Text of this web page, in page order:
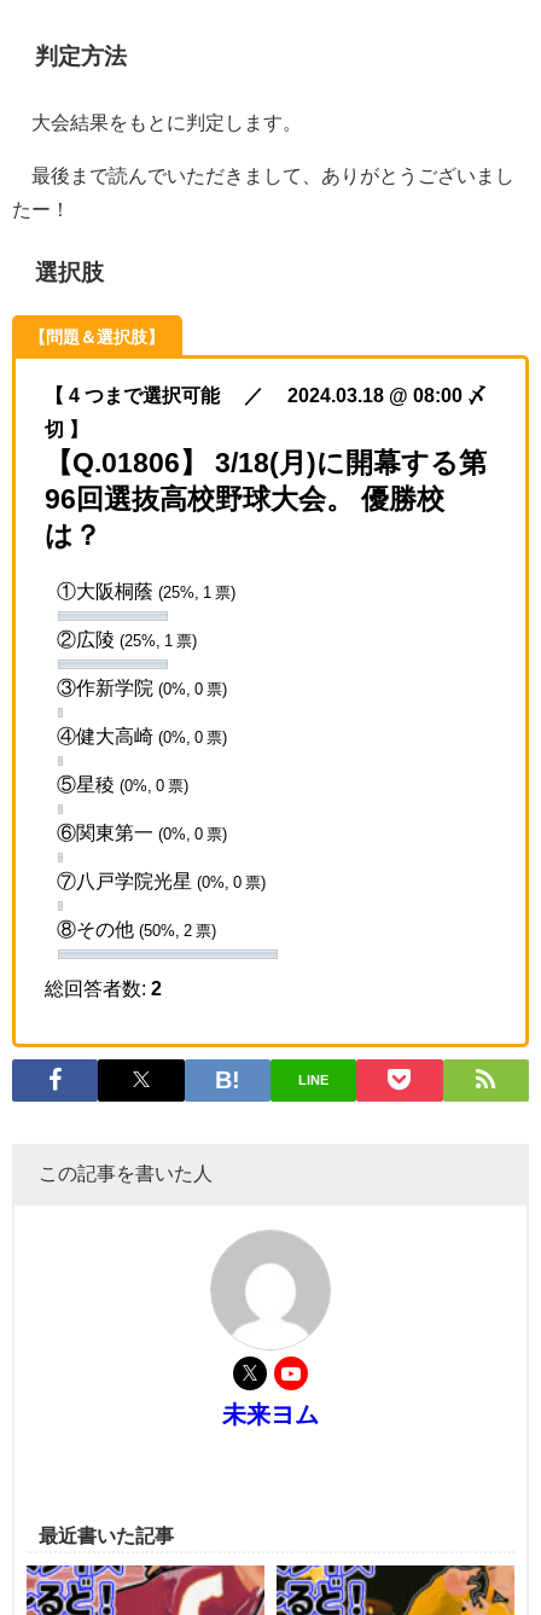
判定方法
大会結果をもとに判定します。
最後まで読んでいただきまして、ありがとうございまし
たー！
選択肢
【問題＆選択肢】
【 4 つまで選択可能 ／ 2024.03.18 @ 08:00 〆
切 】
【Q.01806】 3/18(月)に開幕する第
96回選抜高校野球大会。 優勝校
は？
①大阪桐蔭 (25%, 1 票)
②広陵 (25%, 1 票)
③作新学院 (0%, 0 票)
④健大高崎 (0%, 0 票)
⑤星稜 (0%, 0 票)
⑥関東第一 (0%, 0 票)
⑦八戸学院光星 (0%, 0 票)
⑧その他 (50%, 2 票)
総回答者数: 2
LINE
この記事を書いた人
未来ヨム
最近書いた記事